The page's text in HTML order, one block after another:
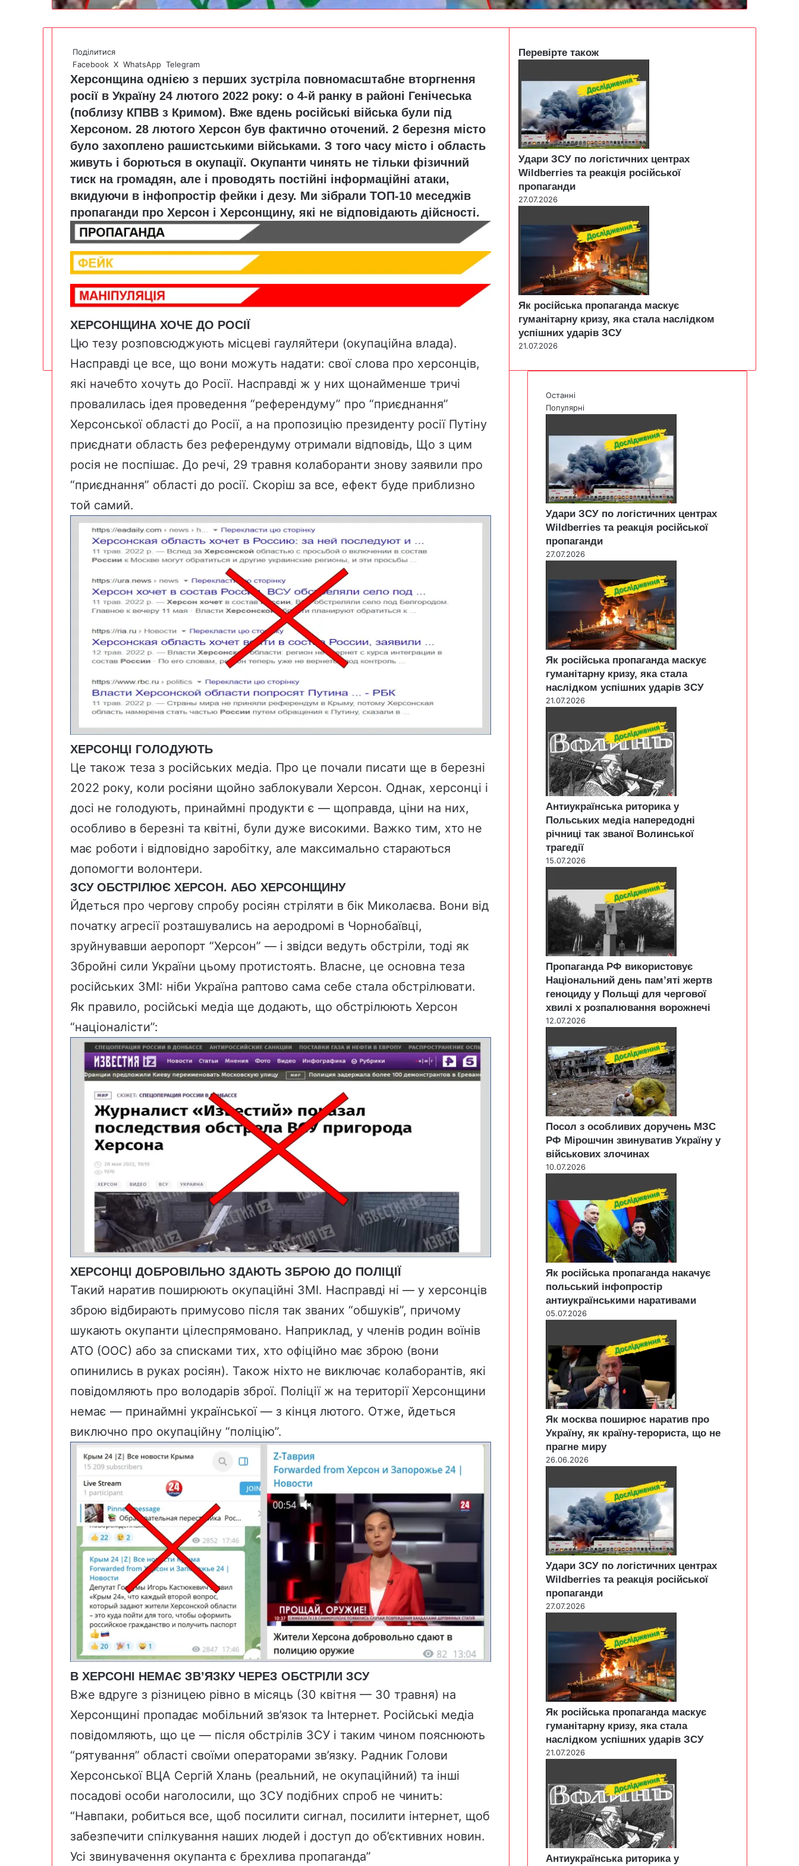
Поділитися
Facebook X WhatsApp Telegram
Херсонщина однією з перших зустріла повномасштабне вторгнення
росії в Україну 24 лютого 2022 року: о 4-й ранку в районі Генічеська
(поблизу КПВВ з Кримом). Вже вдень російські війська були під
Херсоном. 28 лютого Херсон був фактично оточений. 2 березня місто
було захоплено рашистськими військами. З того часу місто і область
живуть і борються в окупації. Окупанти чинять не тільки фізичний
тиск на громадян, але і проводять постійні інформаційні атаки,
вкидуючи в інфопростір фейки і дезу. Ми зібрали ТОП-10 меседжів
пропаганди про Херсон і Херсонщину, які не відповідають дійсності.
ХЕРСОНЩИНА ХОЧЕ ДО РОСІЇ
Цю тезу розповсюджують місцеві гауляйтери (окупаційна влада).
Насправді це все, що вони можуть надати: свої слова про херсонців,
які начебто хочуть до Росії. Насправді ж у них щонайменше тричі
провалилась ідея проведення “референдуму” про “приєднання”
Херсонської області до Росії, а на пропозицію президенту росії Путіну
приєднати область без референдуму отримали відповідь, Що з цим
росія не поспішає. До речі, 29 травня колаборанти знову заявили про
“приєднання” області до росії. Скоріш за все, ефект буде приблизно
той самий.
ХЕРСОНЦІ ГОЛОДУЮТЬ
Це також теза з російських медіа. Про це почали писати ще в березні
2022 року, коли росіяни щойно заблокували Херсон. Однак, херсонці і
досі не голодують, принаймні продукти є — щоправда, ціни на них,
особливо в березні та квітні, були дуже високими. Важко тим, хто не
має роботи і відповідно заробітку, але максимально стараються
допомогти волонтери.
ЗСУ ОБСТРІЛЮЄ ХЕРСОН. АБО ХЕРСОНЩИНУ
Йдеться про чергову спробу росіян стріляти в бік Миколаєва. Вони від
початку агресії розташувались на аеродромі в Чорнобаївці,
зруйнувавши аеропорт “Херсон” — і звідси ведуть обстріли, тоді як
Збройні сили України цьому протистоять. Власне, це основна теза
російських ЗМІ: ніби Україна раптово сама себе стала обстрілювати.
Як правило, російські медіа ще додають, що обстрілюють Херсон
“націоналісти”:
ХЕРСОНЦІ ДОБРОВІЛЬНО ЗДАЮТЬ ЗБРОЮ ДО ПОЛІЦІЇ
Такий наратив поширюють окупаційні ЗМІ. Насправді ні — у херсонців
зброю відбирають примусово після так званих “обшуків”, причому
шукають окупанти цілеспрямовано. Наприклад, у членів родин воїнів
АТО (ООС) або за списками тих, хто офіційно має зброю (вони
опинились в руках росіян). Також ніхто не виключає колаборантів, які
повідомляють про володарів зброї. Поліції ж на території Херсонщини
немає — принаймні української — з кінця лютого. Отже, йдеться
виключно про окупаційну “поліцію”.
В ХЕРСОНІ НЕМАЄ ЗВ’ЯЗКУ ЧЕРЕЗ ОБСТРІЛИ ЗСУ
Вже вдруге з різницею рівно в місяць (30 квітня — 30 травня) на
Херсонщині пропадає мобільний зв’язок та Інтернет. Російські медіа
повідомляють, що це — після обстрілів ЗСУ і таким чином пояснюють
“рятування” області своїми операторами зв’язку. Радник Голови
Херсонської ВЦА Сергій Хлань (реальний, не окупаційний) та інші
посадові особи наголосили, що ЗСУ подібних спроб не чинить:
“Навпаки, робиться все, щоб посилити сигнал, посилити інтернет, щоб
забезпечити спілкування наших людей і доступ до об’єктивних новин.
Усі звинувачення окупанта є брехлива пропаганда”
Перевірте також
Удари ЗСУ по логістичних центрах
Wildberries та реакція російської
пропаганди
27.07.2026
Як російська пропаганда маскує
гуманітарну кризу, яка стала наслідком
успішних ударів ЗСУ
21.07.2026
Останні
Популярні
Удари ЗСУ по логістичних центрах
Wildberries та реакція російської
пропаганди
27.07.2026
Як російська пропаганда маскує
гуманітарну кризу, яка стала
наслідком успішних ударів ЗСУ
21.07.2026
Антиукраїнська риторика у
Польських медіа напередодні
річниці так званої Волинської
трагедії
15.07.2026
Пропаганда РФ використовує
Національний день пам’яті жертв
геноциду у Польщі для чергової
хвилі х розпалювання ворожнечі
12.07.2026
Посол з особливих доручень МЗС
РФ Мірошчин звинуватив Україну у
військових злочинах
10.07.2026
Як російська пропаганда накачує
польський інфопростір
антиукраїнськими наративами
05.07.2026
Як москва поширює наратив про
Україну, як країну-терориста, що не
прагне миру
26.06.2026
Удари ЗСУ по логістичних центрах
Wildberries та реакція російської
пропаганди
27.07.2026
Як російська пропаганда маскує
гуманітарну кризу, яка стала
наслідком успішних ударів ЗСУ
21.07.2026
Антиукраїнська риторика у